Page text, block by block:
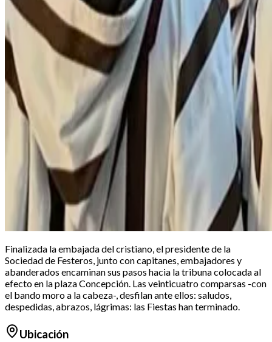
Finalizada la embajada del cristiano, el presidente de la
Sociedad de Festeros, junto con capitanes, embajadores y
abanderados encaminan sus pasos hacia la tribuna colocada al
efecto en la plaza Concepción. Las veinticuatro comparsas -con
el bando moro a la cabeza-, desfilan ante ellos: saludos,
despedidas, abrazos, lágrimas: las Fiestas han terminado.
Ubicación